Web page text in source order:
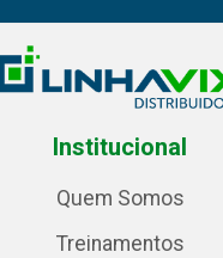
Institucional
Quem Somos
Treinamentos